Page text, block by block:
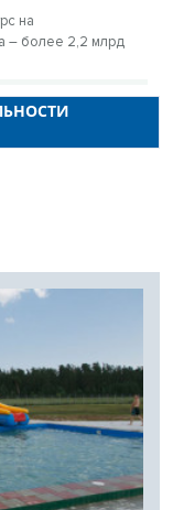
на
– более 2,2 млрд